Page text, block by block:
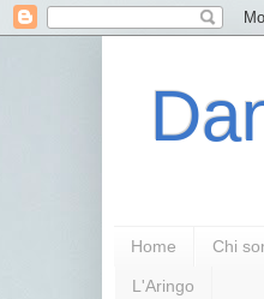
Home Chi
L'Aringo